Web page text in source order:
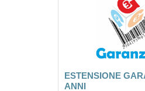
ESTENSIONE
ANNI